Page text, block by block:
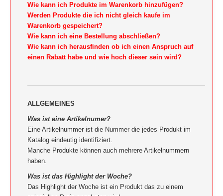
Wie kann ich Produkte im Warenkorb hinzufügen?
Werden Produkte die ich nicht gleich kaufe im
Warenkorb gespeichert?
Wie kann ich eine Bestellung abschließen?
Wie kann ich herausfinden ob ich einen Anspruch auf
einen Rabatt habe und wie hoch dieser sein wird?
ALLGEMEINES
Was ist eine Artikelnumer?
Eine Artikelnummer ist die Nummer die jedes Produkt im
Katalog eindeutig identifiziert.
Manche Produkte können auch mehrere Artikelnummern
haben.
Was ist das Highlight der Woche?
Das Highlight der Woche ist ein Produkt das zu einem